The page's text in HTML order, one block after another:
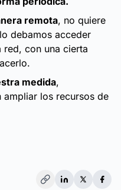
remota, no quiere
debamos acceder
red, con una cierta
medida,
ampliar los recursos de